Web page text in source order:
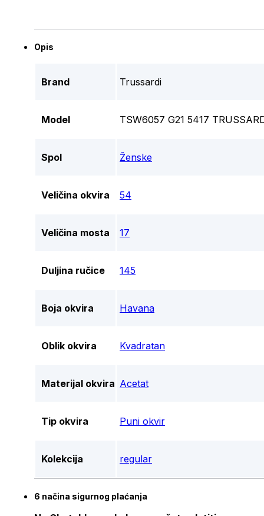
Opis
Brand Trussardi
Model TSW6057 G21 5417
Spol Ženske
Veličina okvira 54
Veličina mosta 17
Duljina ručice 145
Boja okvira Havana
Oblik okvira Kvadratan
Materijal okvira Acetat
Tip okvira Puni okvir
Kolekcija regular
6 načina sigurnog plaćanja